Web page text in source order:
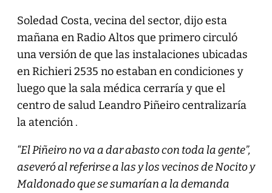
Soledad Costa, vecina del sector, dijo esta
mañana en Radio Altos que primero circuló
una versión de que las instalaciones ubicadas
en Richieri 2535 no estaban en condiciones y
luego que la sala médica cerraría y que el
centro de salud Leandro Piñeiro centralizaría
la atención .
“El Piñeiro no va a dar abasto con toda la gente”,
aseveró al referirse a las y los vecinos de Nocito y
Maldonado que se sumarían a la demanda